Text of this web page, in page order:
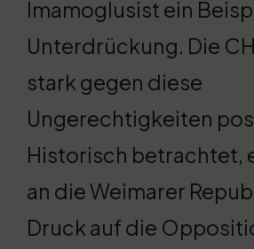
Imamoglusist ein
Unterdrückung. Die
stark gegen diese
Ungerechtigkeiten
Historisch betrachtet,
an die Weimarer
Druck auf die